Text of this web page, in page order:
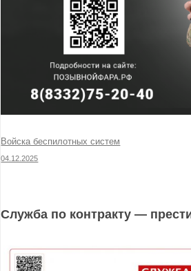
Войска беспилотных систем
04.12.2025
Служба по контракту —